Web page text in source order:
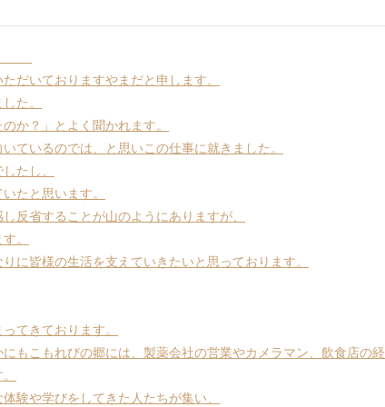
だいておりますやまだと申します。
た。
か？」とよく聞かれます。
ているのでは、と思いこの仕事に就きました。
たし、
たと思います。
反省することが山のようにありますが、
。
に皆様の生活を支えていきたいと思っております。
てきております。
もこもれびの郷には、製薬会社の営業やカメラマン、飲食店の経
験や学びをしてきた人たちが集い、